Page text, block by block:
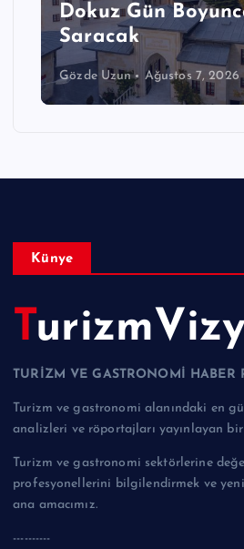
Dokuz Gün
Saracak
Gözde Uzun Ağustos 7, 2026
Künye
TURİZM VE GASTRONOMİ HABER
Turizm ve gastronomi alanındaki en
analizleri ve röportajları yayınlayan
Turizm ve gastronomi sektörlerine
profesyonellerini bilgilendirmek ve
ana amacımız.
----------